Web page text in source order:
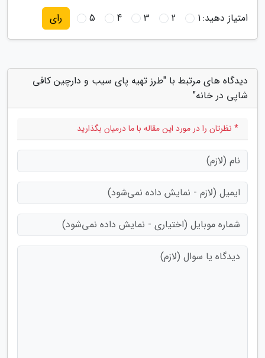
امتیاز دهید:1
2
3
4
5 رای
دیدگاه های مرتبط با "طرز تهیه پای سیب و دارچین کافی
شاپی در خانه"
* نظرتان را در مورد این مقاله با ما درمیان بگذارید